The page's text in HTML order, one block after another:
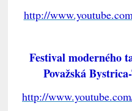
http://
Festival moderného
Považská
http://